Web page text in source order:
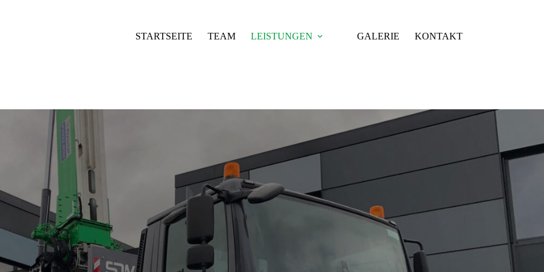
STARTSEITE
TEAM LEISTUNGEN GALERIE KONTAKT